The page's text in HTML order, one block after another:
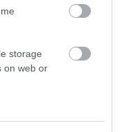
storage
on web or
ΣΤΗ
ΤΟΥ
Φωτογραφίες από την